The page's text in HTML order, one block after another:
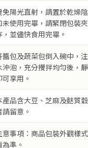
免陽光直射，請置於乾燥
未使用完畢，請緊閉包裝
，並儘快食用完畢。
醬包及蔬菜包倒入碗中，
沖泡，充分攪拌均勻後，
可享用。
產品含大豆、芝麻及麩質
請留意。
意事項：商品包裝外觀樣
為準。